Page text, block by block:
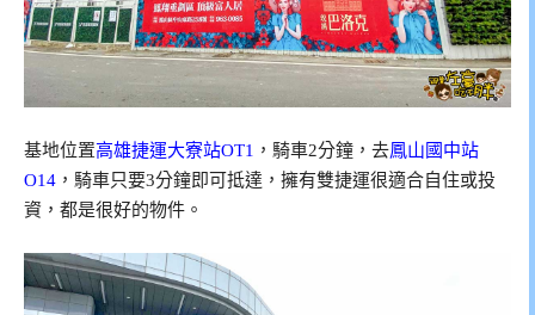
基地位置高雄捷運大寮站OT1 ，騎車2分鐘，去鳳山國中站
O14 ，騎車只要3分鐘即可抵達， 擁有雙捷運很適合自住或投
資，都是很好的物件。